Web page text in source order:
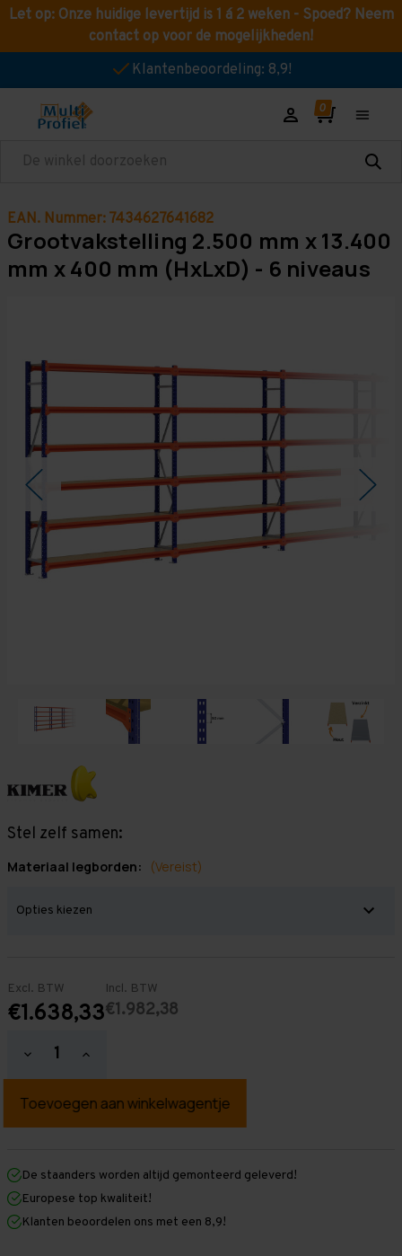
Let op: Onze huidige levertijd is 1 á 2 weken - Spoed? Neem
contact op voor de mogelijkheden!
Klantenbeoordeling: 8,9!
Zoeken
EAN. Nummer: 7434627641682
Grootvakstelling 2.500 mm x 13.400
mm x 400 mm (HxLxD) - 6 niveaus
Stel zelf samen:
Materiaal legborden: (Vereist)
Excl. BTW
€1.638,33
Incl. BTW
€1.982,38
Hoeveelheid
verlagen
Grootvakstelling
mm
mm
x
400
mm
Hoeveelheid
verhogen
Grootvakstelling
mm
mm
400
mm
De staanders worden altijd gemonteerd geleverd!
Europese top kwaliteit!
Klanten beoordelen ons met een 8,9!